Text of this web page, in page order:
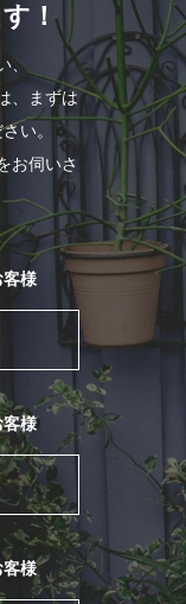
！
、
、まずは
い。
お伺いさ
客様
客様
客様